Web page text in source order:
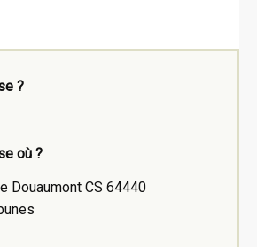
?
où ?
Douaumont CS 64440